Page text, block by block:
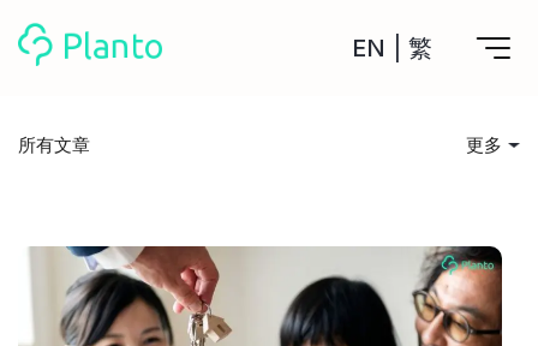
EN 繁
Planto功能
全功能記賬
管理及分析所有戶口
管理MPF戶口
一次過管理所有強積金戶口
私人貸款
年利率/APR/年息比較
投資戶口 (美股)
關於我們
所有文章 更多
投資入門
儲錢貼士